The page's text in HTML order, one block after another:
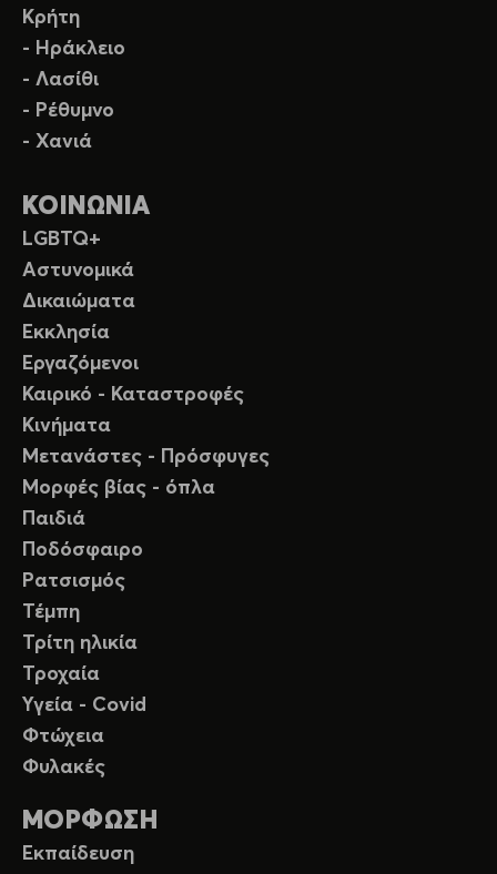
Κρήτη
- Ηράκλειο
- Λασίθι
- Ρέθυμνο
- Χανιά
ΚΟΙΝΩΝΙΑ
LGBTQ+
Αστυνομικά
Δικαιώματα
Εκκλησία
Εργαζόμενοι
Καιρικό - Καταστροφές
Κινήματα
Μετανάστες - Πρόσφυγες
Μορφές βίας - όπλα
Παιδιά
Ποδόσφαιρο
Ρατσισμός
Τέμπη
Τρίτη ηλικία
Τροχαία
Υγεία - Covid
Φτώχεια
Φυλακές
ΜΟΡΦΩΣΗ
Εκπαίδευση